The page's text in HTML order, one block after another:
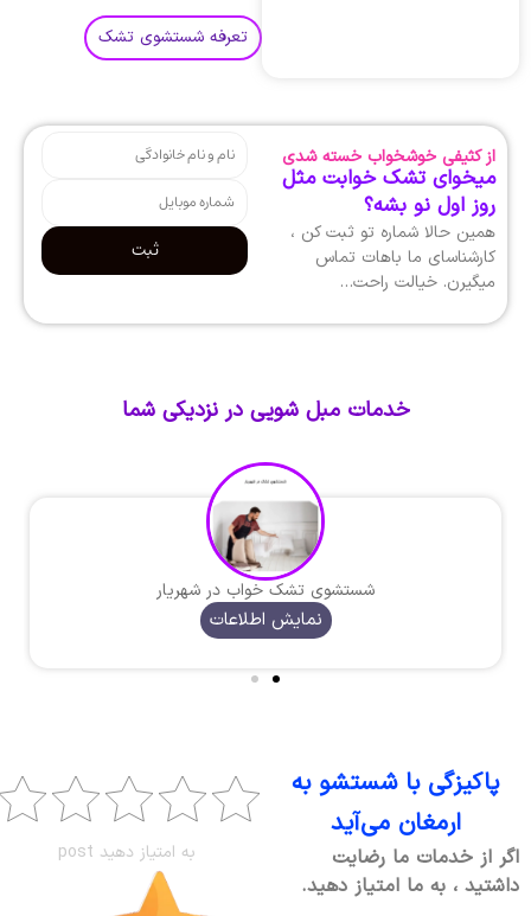
تعرفه شستشوی تشک
از کثیفی خوشخواب خسته شدی
میخوای تشک خوابت مثل
روز اول نو بشه؟
همین حالا شماره تو ثبت کن ،
کارشناسای ما باهات تماس
میگیرن. خیالت راحت…
ثبت
خدمات مبل شویی در نزدیکی شما
شستشوی تشک خواب در شهریار
نمایش اطلاعات
پاکیزگی با شستشو به
ارمغان می‌آید
اگر از خدمات ما رضایت
داشتید ، به ما امتیاز دهید.
به امتیاز دهید post